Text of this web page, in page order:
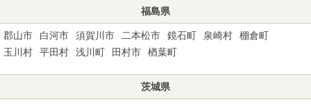
福島県
郡山市 白河市 須賀川市 二本松市 鏡石町 泉崎村
棚倉町
玉川村
平田村 浅川町 田村市 楢葉町
茨城県